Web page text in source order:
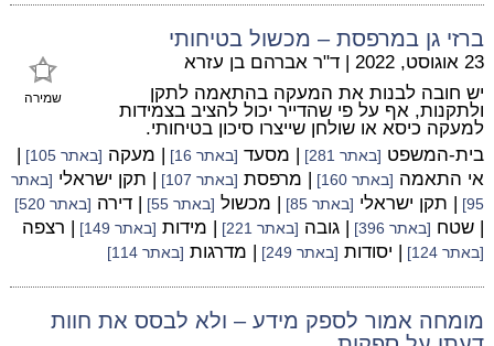
ברזי גן במרפסת – מכשול בטיחותי
שמירה
23 אוגוסט, 2022 | ד"ר אברהם בן עזרא
יש חובה לבנות את המעקה בהתאמה לתקן
ולתקנות, אף על פי שהדייר יכול להציב בצמידות
למעקה כיסא או שולחן שייצרו סיכון בטיחותי.
בית-המשפט [באתר 281] | מסעד [באתר 16] | מעקה [באתר 105]
|
אי התאמה [באתר 160] | מרפסת [באתר 107] | תקן ישראלי [באתר
95]
| תקן ישראלי [באתר 85] | מכשול [באתר 55] | דירה [באתר 520]
| שטח [באתר 396] | גובה [באתר 221] | מידות [באתר 149] | רצפה
[באתר 124] | יסודות [באתר 249] | מדרגות [באתר 114]
מומחה אמור לספק מידע – ולא לבסס את חוות